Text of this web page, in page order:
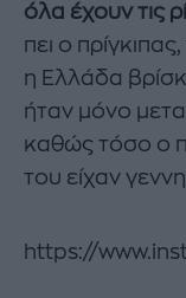
όλα έχουν τις
πει ο
η Ελλάδα
ήταν μόνο
καθώς τόσο ο
του είχαν
https://